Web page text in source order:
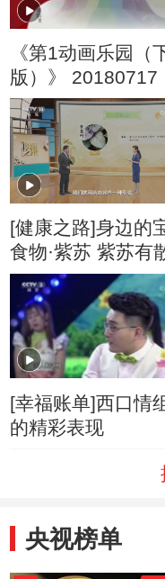
《第1动画乐园（
版）》 20180717
[健康之路]身边的
食物·紫苏 紫苏有
发表的作用
[幸福账单]西口情
的精彩表现
央视榜单